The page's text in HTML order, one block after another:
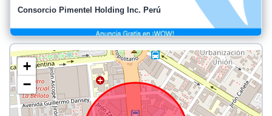
Consorcio Pimentel Holding Inc. Perú
+
−